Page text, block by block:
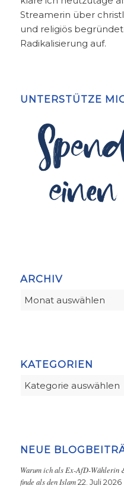
Streamerin über
und religiös
Radikalisierung auf.
UNTERSTÜTZE
ARCHIV
KATEGORIEN
Kategorien
NEUE
Warum ich als Ex-AfD-Wählerin
finde als den Islam 22. Juli 2026